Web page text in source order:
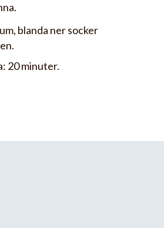
blanda ner socker
20 minuter.